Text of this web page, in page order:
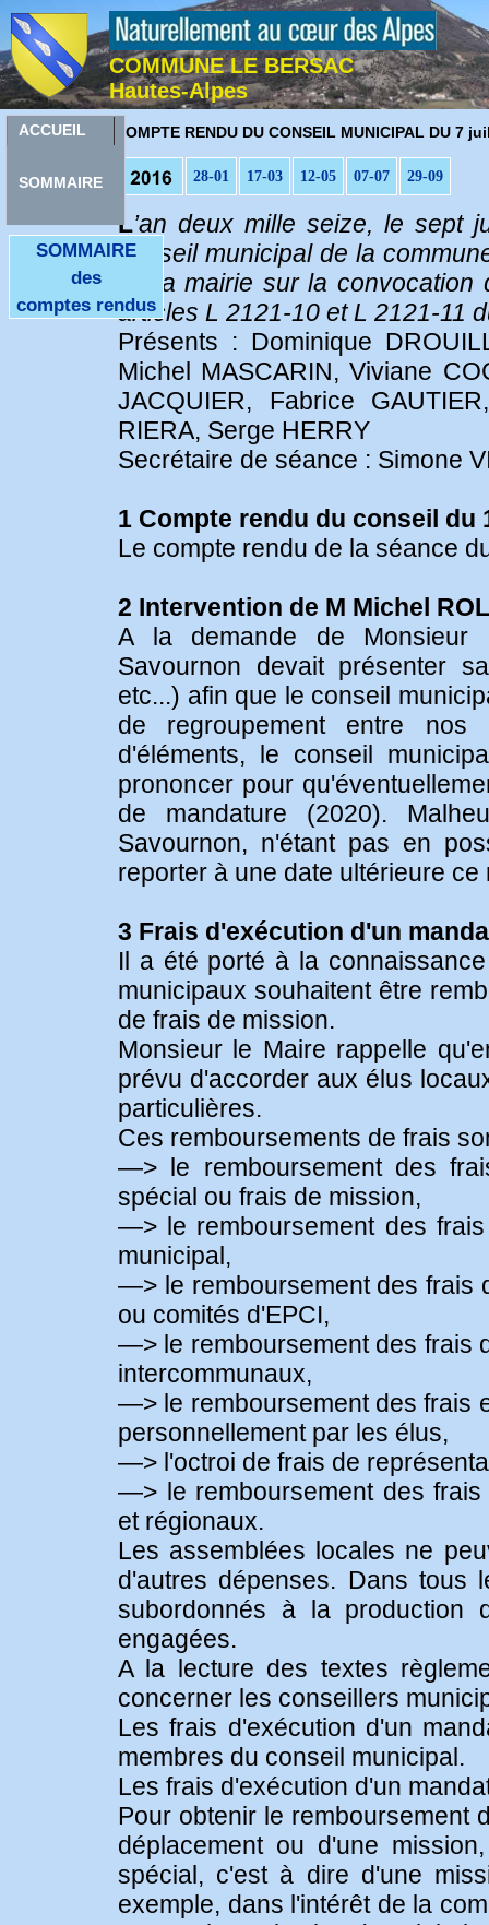
COMMUNE LE BERSAC
Hautes-Alpes
ACCUEIL
SOMMAIRE
OMPTE RENDU DU CONSEIL MUNICIPAL DU 7
SOMMAIRE
des
comptes rendus
28-01 17-03 12-05 07-07 29-09
L’an deux mille seize, le sept
conseil municipal de la
de la mairie sur la
articles L 2121-10 et L 2121-11
Présents : Dominique
Michel MASCARIN, Viviane
JACQUIER, Fabrice
RIERA, Serge HERRY
Secrétaire de séance : Simone
1 Compte rendu du conseil du
Le compte rendu de la séance
2 Intervention de M Michel
A la demande de Monsieur
Savournon devait présenter
etc...) afin que le conseil
de regroupement entre
d'éléments, le conseil
prononcer pour
de mandature (2020).
Savournon, n'étant pas en
reporter à une date ultérieure
3 Frais d'exécution d'un
Il a été porté à la
municipaux souhaitent être
de frais de mission.
Monsieur le Maire rappelle
prévu d'accorder aux élus
particulières.
Ces remboursements de frais
—> le remboursement des
spécial ou frais de mission,
—> le remboursement des
municipal,
—> le remboursement des frais
ou comités d'EPCI,
—> le remboursement des frais
intercommunaux,
—> le remboursement des frais
personnellement par les élus,
—> l'octroi de frais de
—> le remboursement des frais
et régionaux.
Les assemblées locales ne
d'autres dépenses. Dans tous
subordonnés à la production
engagées.
A la lecture des textes
concerner les conseillers
Les frais d'exécution d'un
membres du conseil municipal.
Les frais d'exécution d'un
Pour obtenir le remboursement
déplacement ou d'une
spécial, c'est à dire d'une
exemple, dans l'intérêt de la